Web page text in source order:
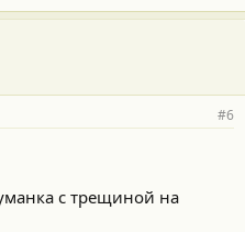
#6
с трещиной на